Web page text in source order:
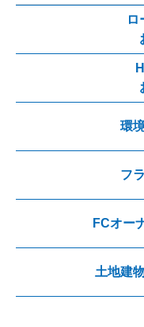
ロ
環
フ
FCオー
土地建